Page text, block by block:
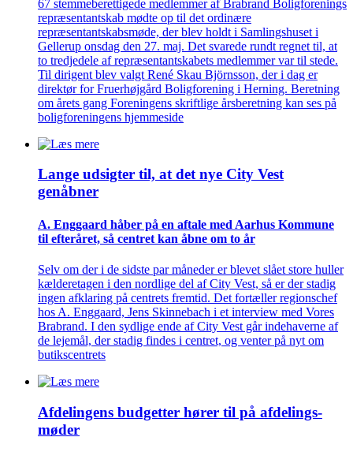
67 stemmeberettigede medlemmer af Brabrand Boligforenings
repræsentantskab mødte op til det ordinære
repræsentantskabsmøde, der blev holdt i Samlingshuset i
Gellerup onsdag den 27. maj. Det svarede rundt regnet til, at
to tredjedele af repræsentantskabets medlemmer var til stede.
Til dirigent blev valgt René Skau Björnsson, der i dag er
direktør for Fruerhøjgård Boligforening i Herning. Beretning
om årets gang Foreningens skriftlige årsberetning kan ses på
boligforeningens hjemmeside
Lange udsigter til, at det nye City Vest
genåbner
A. Enggaard håber på en aftale med Aarhus Kommune
til efteråret, så centret kan åbne om to år
Selv om der i de sidste par måneder er blevet slået store huller
kælderetagen i den nordlige del af City Vest, så er der stadig
ingen afklaring på centrets fremtid. Det fortæller regionschef
hos A. Enggaard, Jens Skinnebach i et interview med Vores
Brabrand. I den sydlige ende af City Vest går indehaverne af
de lejemål, der stadig findes i centret, og venter på nyt om
butikscentrets
Afdelingens budgetter hører til på afdelings­
møder